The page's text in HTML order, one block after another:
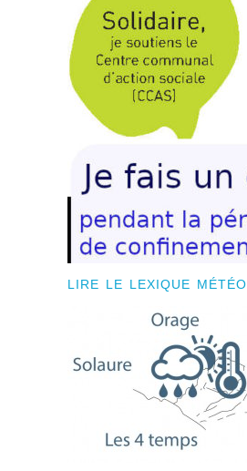
LIRE LE LEXIQUE MÉTÉO